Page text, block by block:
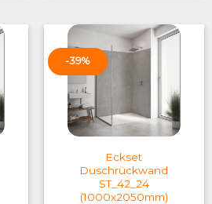
-39%
Eckset
Duschrückwand
ST_42_24
(1000x2050mm)